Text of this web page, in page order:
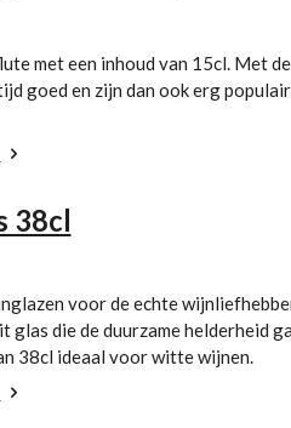
met een inhoud van 15cl. Met
goed en zijn dan ook erg
38cl
voor de echte
glas die de duurzame helderheid
38cl ideaal voor witte wijnen.